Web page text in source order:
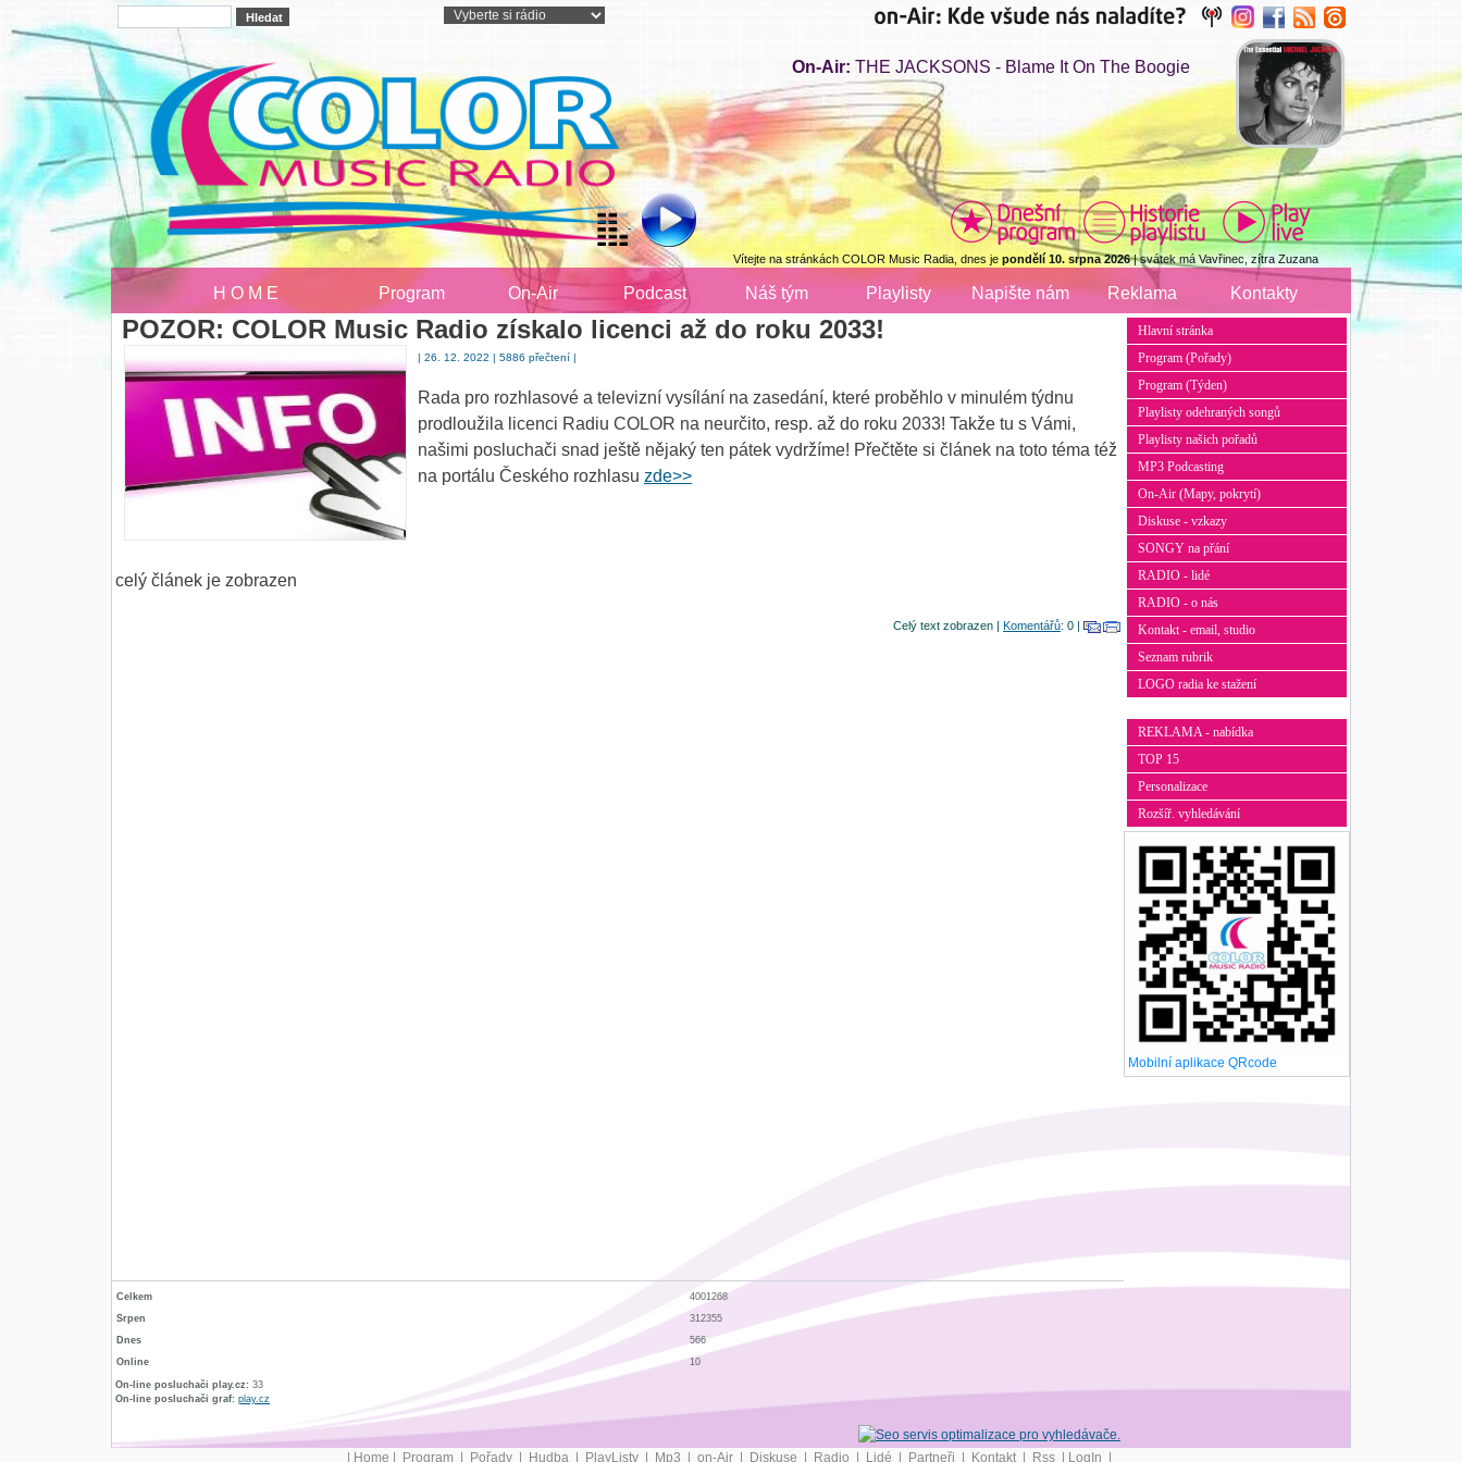
On-Air: THE JACKSONS - Blame It On The Boogie
Vítejte na stránkách COLOR Music Radia, dnes je pondělí 10. srpna 2026| svátek má Vavřinec, zítra Zuzana
H O M E Program On-Air Podcast Náš tým Playlisty Napište nám Reklama Kontakty
POZOR: COLOR Music Radio získalo licenci až do roku 2033!
| 26. 12. 2022 | 5886 přečtení |
Rada pro rozhlasové a televizní vysílání na zasedání, které proběhlo v minulém týdnu
prodloužila licenci Radiu COLOR na neurčito, resp. až do roku 2033! Takže tu s Vámi,
našimi posluchači snad ještě nějaký ten pátek vydržíme! Přečtěte si článek na toto téma též
na portálu Českého rozhlasu zde>>
celý článek je zobrazen
Celý text zobrazen | Komentářů: 0 |
Celkem
4001268
Srpen
312355
Dnes
566
Online
10
On-line posluchači play.cz: 33
On-line posluchači graf: play.cz
Hlavní stránka
Program (Pořady)
Program (Týden)
Playlisty odehraných songů
Playlisty našich pořadů
MP3 Podcasting
On-Air (Mapy, pokrytí)
Diskuse - vzkazy
SONGY na přání
RADIO - lidé
RADIO - o nás
Kontakt - email, studio
Seznam rubrik
LOGO radia ke stažení
REKLAMA - nabídka
TOP 15
Personalizace
Rozšíř. vyhledávání
Mobilní aplikace QRcode
| Home | Program | Pořady | Hudba | PlayListy | Mp3 | on-Air | Diskuse | Radio | Lidé | Partneři | Kontakt | Rss | LogIn |